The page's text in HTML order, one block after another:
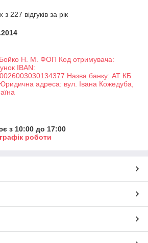
227 відгуків за рік
Н. М. ФОП Код отримувача:
IBAN:
Назва банку: АТ КБ
адреса: вул. Івана Кожедуба,
з 10:00 до 17:00
роботи